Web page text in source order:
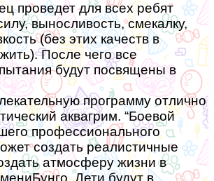
проведет для всех ребят
выносливость, смекалку,
(без этих качеств в
После чего все
будут посвящены в
программу отлично
аквагрим. “Боевой
профессионального
создать реалистичные
атмосферу жизни в